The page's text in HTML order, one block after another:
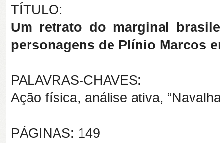
TÍTULO:
Um retrato do marginal
personagens de Plínio Marcos
PALAVRAS-CHAVES:
Ação física, análise ativa,
PÁGINAS: 149